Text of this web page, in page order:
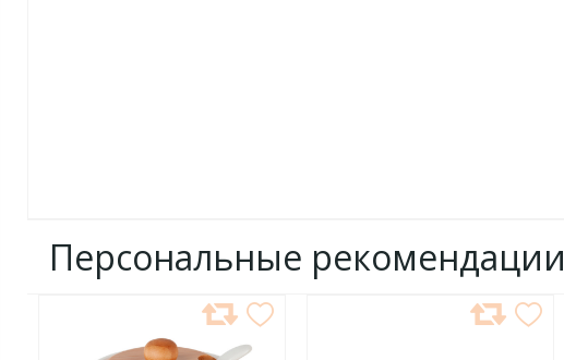
Персональные рекомендации